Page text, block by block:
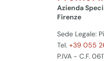
Azienda
Firenze
Sede Legale:
Tel. +39 055
P.IVA - C.F.